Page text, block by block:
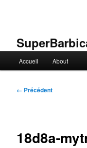
principal
Accueil About
Navigation
← Précédent
18d8a-